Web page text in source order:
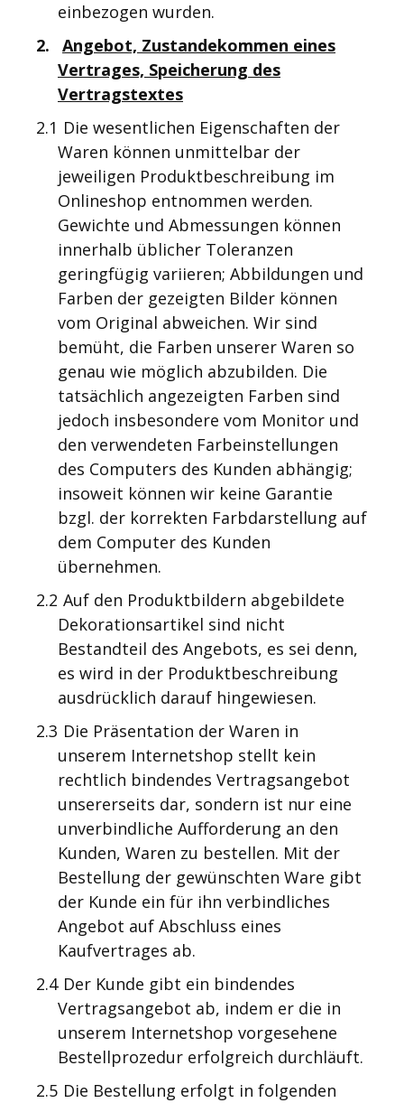
einbezogen wurden.
2.
Angebot, Zustandekommen eines
Vertrages, Speicherung des
Vertragstextes
2.1 Die wesentlichen Eigenschaften der
Waren können unmittelbar der
jeweiligen Produktbeschreibung im
Onlineshop entnommen werden.
Gewichte und Abmessungen können
innerhalb üblicher Toleranzen
geringfügig variieren; Abbildungen und
Farben der gezeigten Bilder können
vom Original abweichen. Wir sind
bemüht, die Farben unserer Waren so
genau wie möglich abzubilden. Die
tatsächlich angezeigten Farben sind
jedoch insbesondere vom Monitor und
den verwendeten Farbeinstellungen
des Computers des Kunden abhängig;
insoweit können wir keine Garantie
bzgl. der korrekten Farbdarstellung auf
dem Computer des Kunden
übernehmen.
2.2 Auf den Produktbildern abgebildete
Dekorationsartikel sind nicht
Bestandteil des Angebots, es sei denn,
es wird in der Produktbeschreibung
ausdrücklich darauf hingewiesen.
2.3 Die Präsentation der Waren in
unserem Internetshop stellt kein
rechtlich bindendes Vertragsangebot
unsererseits dar, sondern ist nur eine
unverbindliche Aufforderung an den
Kunden, Waren zu bestellen. Mit der
Bestellung der gewünschten Ware gibt
der Kunde ein für ihn verbindliches
Angebot auf Abschluss eines
Kaufvertrages ab.
2.4 Der Kunde gibt ein bindendes
Vertragsangebot ab, indem er die in
unserem Internetshop vorgesehene
Bestellprozedur erfolgreich durchläuft.
2.5 Die Bestellung erfolgt in folgenden